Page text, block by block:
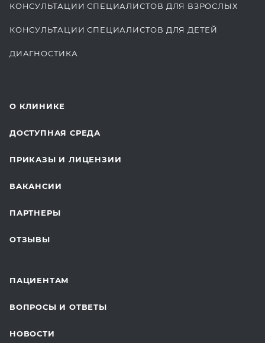
КОНСУЛЬТАЦИИ СПЕЦИАЛИСТОВ ДЛЯ ВЗРОСЛЫХ
КОНСУЛЬТАЦИИ СПЕЦИАЛИСТОВ ДЛЯ ДЕТЕЙ
ДИАГНОСТИКА
ЛАБОРАТОРНЫЕ ИССЛЕДОВАНИЯ
ДЛЯ БУДУЩИХ МАМ
О КЛИНИКЕ
ДОСТУПНАЯ СРЕДА
ПРИКАЗЫ И ЛИЦЕНЗИИ
ВАКАНСИИ
ПАРТНЕРЫ
ОТЗЫВЫ
ПАЦИЕНТАМ
ВОПРОСЫ И ОТВЕТЫ
НОВОСТИ